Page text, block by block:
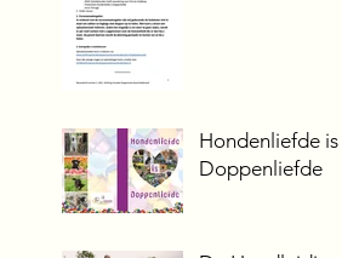
Hondenliefde is
Doppenliefde